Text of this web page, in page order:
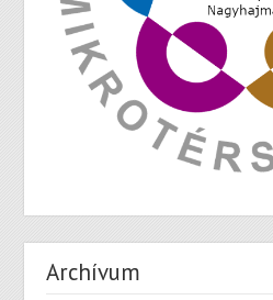
Archívum